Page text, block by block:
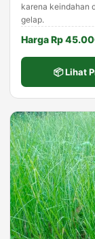
karena keindahan
gelap.
Harga Rp
📦 Lihat